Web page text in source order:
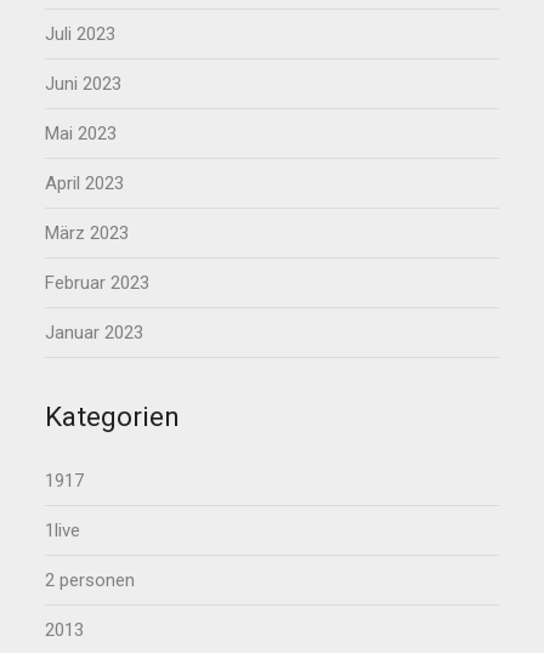
Juli 2023
Juni 2023
Mai 2023
April 2023
März 2023
Februar 2023
Januar 2023
Kategorien
1917
1live
2 personen
2013